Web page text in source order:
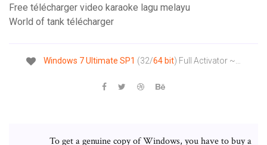
Free télécharger video karaoke lagu melayu
World of tank télécharger
Windows 7Ultimate SP1 (32/64 bit) Full Activator ~…
To get a genuine copy of Windows, you have to buy a